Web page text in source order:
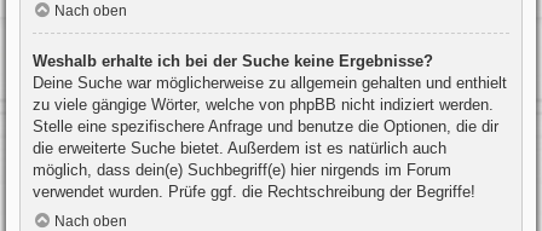
Nach oben
Weshalb erhalte ich bei der Suche keine Ergebnisse?
Deine Suche war möglicherweise zu allgemein gehalten und enthielt
zu viele gängige Wörter, welche von phpBB nicht indiziert werden.
Stelle eine spezifischere Anfrage und benutze die Optionen, die dir
die erweiterte Suche bietet. Außerdem ist es natürlich auch
möglich, dass dein(e) Suchbegriff(e) hier nirgends im Forum
verwendet wurden. Prüfe ggf. die Rechtschreibung der Begriffe!
Nach oben